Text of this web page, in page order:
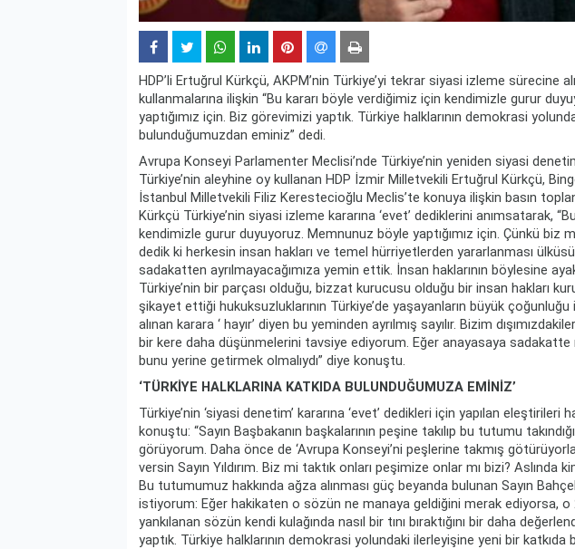
HDP’li Ertuğrul Kürkçü, AKPM’nin Türkiye’yi tekrar siyasi izleme sürecine
kullanmalarına ilişkin “Bu kararı böyle verdiğimiz için kendimizle gurur
yaptığımız için. Biz görevimizi yaptık. Türkiye halklarının demokrasi
bulunduğumuzdan eminiz” dedi.
Avrupa Konseyi Parlamenter Meclisi’nde Türkiye’nin yeniden siyasi
Türkiye’nin aleyhine oy kullanan HDP İzmir Milletvekili Ertuğrul Kürkçü,
İstanbul Milletvekili Filiz Kerestecioğlu Meclis’te konuya ilişkin basın
Kürkçü Türkiye’nin siyasi izleme kararına ‘evet’ dediklerini anımsatarak,
kendimizle gurur duyuyoruz. Memnunuz böyle yaptığımız için. Çünkü biz
dedik ki herkesin insan hakları ve temel hürriyetlerden yararlanması
sadakatten ayrılmayacağımıza yemin ettik. İnsan haklarının böylesine
Türkiye’nin bir parçası olduğu, bizzat kurucusu olduğu bir insan hakları
şikayet ettiği hukuksuzluklarının Türkiye’de yaşayanların büyük
alınan karara ‘ hayır’ diyen bu yeminden ayrılmış sayılır. Bizim
bir kere daha düşünmelerini tavsiye ediyorum. Eğer anayasaya sadakatte
bunu yerine getirmek olmalıydı” diye konuştu.
‘TÜRKİYE HALKLARINA KATKIDA BULUNDUĞUMUZA EMİNİZ’
Türkiye’nin ‘siyasi denetim’ kararına ‘evet’ dedikleri için yapılan eleştirileri
konuştu: “Sayın Başbakanın başkalarının peşine takılıp bu tutumu
görüyorum. Daha önce de ‘Avrupa Konseyi’ni peşlerine takmış
versin Sayın Yıldırım. Biz mi taktık onları peşimize onlar mı bizi? Aslında
Bu tutumumuz hakkında ağza alınması güç beyanda bulunan Sayın
istiyorum: Eğer hakikaten o sözün ne manaya geldiğini merak ediyorsa, o
yankılanan sözün kendi kulağında nasıl bir tını bıraktığını bir daha
yaptık. Türkiye halklarının demokrasi yolundaki ilerleyişine yeni bir katkıda
Politika